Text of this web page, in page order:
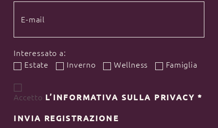
Interessato a:
Estate
Inverno Wellness Famiglia
Accetto L’INFORMATIVA SULLA PRIVACY*
INVIA REGISTRAZIONE